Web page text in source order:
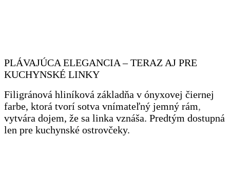
PLÁVAJÚCA ELEGANCIA – TERAZ AJ PRE
KUCHYNSKÉ LINKY
Filigránová hliníková základňa v ónyxovej čiernej
farbe, ktorá tvorí sotva vnímateľný jemný rám,
vytvára dojem, že sa linka vznáša. Predtým dostupná
len pre kuchynské ostrovčeky.